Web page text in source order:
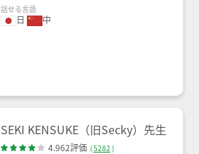
話せる言語
日 中
SEKI KENSUKE（旧Secky）先生
4.962評価 (5282 )